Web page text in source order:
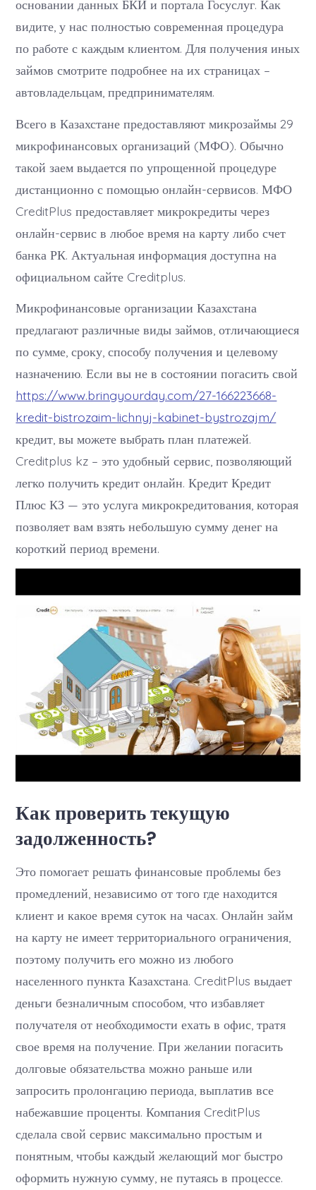
основании данных БКИ и портала Госуслуг. Как
видите, у нас полностью современная процедура
по работе с каждым клиентом. Для получения иных
займов смотрите подробнее на их страницах –
автовладельцам, предпринимателям.
Всего в Казахстане предоставляют микрозаймы 29
микрофинансовых организаций (МФО). Обычно
такой заем выдается по упрощенной процедуре
дистанционно с помощью онлайн-сервисов. МФО
CreditPlus предоставляет микрокредиты через
онлайн-сервис в любое время на карту либо счет
банка РК. Актуальная информация доступна на
официальном сайте Creditplus.
Микрофинансовые организации Казахстана
предлагают различные виды займов, отличающиеся
по сумме, сроку, способу получения и целевому
назначению. Если вы не в состоянии погасить свой
https://www.bringyourday.com/27-166223668-
kredit-bistrozaim-lichnyj-kabinet-bystrozajm/
кредит, вы можете выбрать план платежей.
Creditplus kz – это удобный сервис, позволяющий
легко получить кредит онлайн. Кредит Кредит
Плюс КЗ — это услуга микрокредитования, которая
позволяет вам взять небольшую сумму денег на
короткий период времени.
Как проверить текущую
задолженность?
Это помогает решать финансовые проблемы без
промедлений, независимо от того где находится
клиент и какое время суток на часах. Онлайн займ
на карту не имеет территориального ограничения,
поэтому получить его можно из любого
населенного пункта Казахстана. CreditPlus выдает
деньги безналичным способом, что избавляет
получателя от необходимости ехать в офис, тратя
свое время на получение. При желании погасить
долговые обязательства можно раньше или
запросить пролонгацию периода, выплатив все
набежавшие проценты. Компания CreditPlus
сделала свой сервис максимально простым и
понятным, чтобы каждый желающий мог быстро
оформить нужную сумму, не путаясь в процессе.